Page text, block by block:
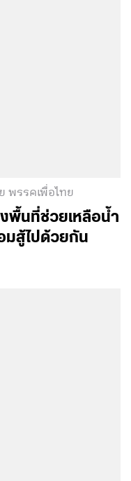
พรรคเพื่อไทย
พื้นที่ช่วยเหลือน้ำ
มสู้ไปด้วยกัน